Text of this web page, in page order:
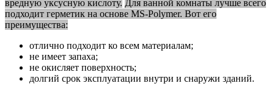
вредную уксусную кислоту. Для ванной комнаты лучше всего
подходит герметик на основе MS-Polymer. Вот его
преимущества:
отлично подходит ко всем материалам;
не имеет запаха;
не окисляет поверхность;
долгий срок эксплуатации внутри и снаружи зданий.